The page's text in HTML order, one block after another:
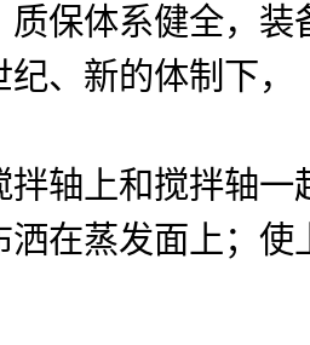
质保体系健全，
、新的体制下，
拌轴上和搅拌轴
洒在蒸发面上；